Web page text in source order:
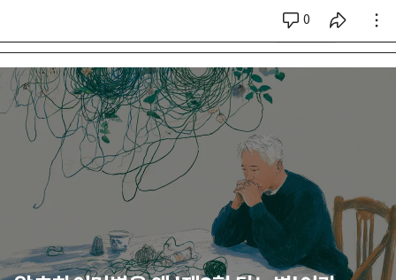
0
시리즈 전체